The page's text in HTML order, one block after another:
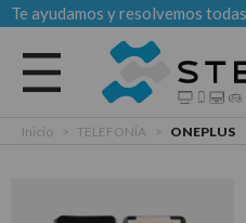
Te ayudamos y resolvemos
Todas las categorias
Inicio > TELEFONÍA > ONEPLUS